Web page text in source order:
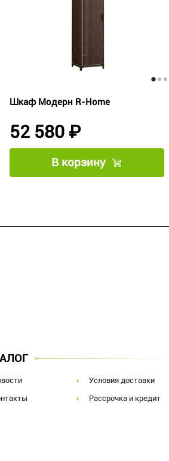
Шкаф Модерн R-Home
52 580 ₽
В корзину
Условия доставки
Рассрочка и кредит